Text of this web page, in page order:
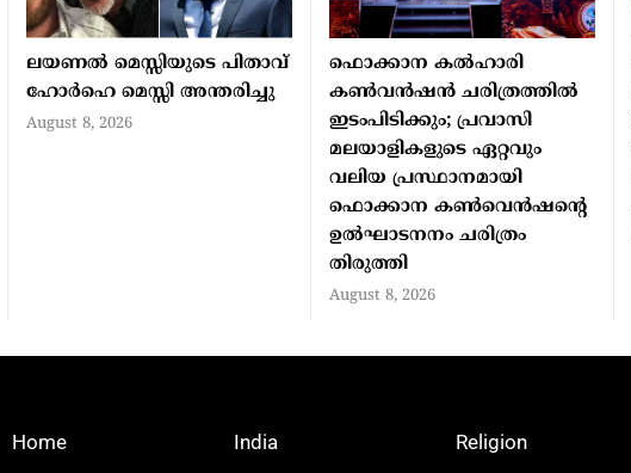
ലയണൽ മെസ്സിയുടെ പിതാവ്
ഹോർഹെ മെസ്സി അന്തരിച്ചു
August 8, 2026
ഫൊക്കാന കൽഹാരി
കൺവൻഷൻ ചരിത്രത്തിൽ
ഇടംപിടിക്കും; പ്രവാസി
മലയാളികളുടെ ഏറ്റവും
വലിയ പ്രസ്ഥാനമായി
ഫൊക്കാന കൺവെൻഷന്റെ
ഉൽഘാടനനം ചരിത്രം
തിരുത്തി
August 8, 2026
Home
India
Religion